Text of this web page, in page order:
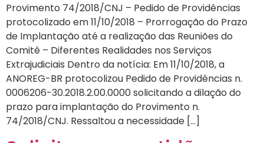
Provimento 74/2018/CNJ – Pedido de Providências
protocolizado em 11/10/2018 – Prorrogação do Prazo
de Implantação até a realização das Reuniões do
Comitê – Diferentes Realidades nos Serviços
Extrajudiciais Dentro da notícia: Em 11/10/2018, a
ANOREG-BR protocolizou Pedido de Providências n.
0006206-30.2018.2.00.0000 solicitando a dilação do
prazo para implantação do Provimento n.
74/2018/CNJ. Ressaltou a necessidade […]